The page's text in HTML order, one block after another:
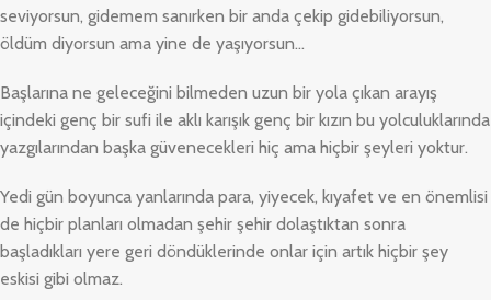
seviyorsun, gidemem sanırken bir anda çekip gidebiliyorsun,
öldüm diyorsun ama yine de yaşıyorsun…
Başlarına ne geleceğini bilmeden uzun bir yola çıkan arayış
içindeki genç bir sufi ile aklı karışık genç bir kızın bu yolculuklarında
yazgılarından başka güvenecekleri hiç ama hiçbir şeyleri yoktur.
Yedi gün boyunca yanlarında para, yiyecek, kıyafet ve en önemlisi
de hiçbir planları olmadan şehir şehir dolaştıktan sonra
başladıkları yere geri döndüklerinde onlar için artık hiçbir şey
eskisi gibi olmaz.